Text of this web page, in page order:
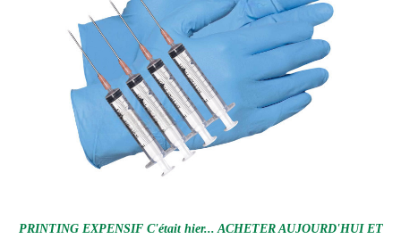
PRINTING EXPENSIF C'était hier... ACHETER AUJOURD'HUI ET